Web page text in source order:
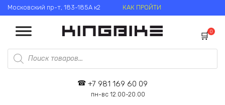
Перейти
к
содержанию
Московский пр-т, 183-185А к2 КАК ПРОЙТИ
Поиск
товаров
0
+7 981 169 60 09
пн-вс 12.00-20.00